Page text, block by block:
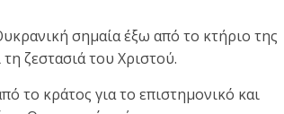
σημαία έξω από το κτήριο της
ζεστασιά του Χριστού.
το κράτος για το επιστημονικό και